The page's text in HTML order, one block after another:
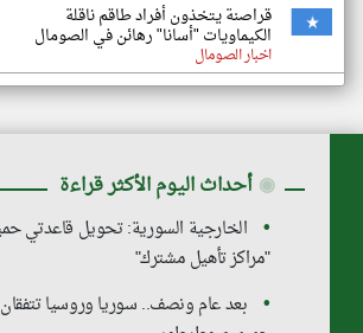
قراصنة يتخذون أفراد طاقم ناقلة
الكيماويات "أسانا" رهائن في الصومال
اخبار الصومال
◉ أحداث اليوم الأكثر قراءة
الخارجية السورية: تحويل قاعدتي
"مراكز تأهيل مشترك"
بعد عام ونصف.. سوريا وروسيا